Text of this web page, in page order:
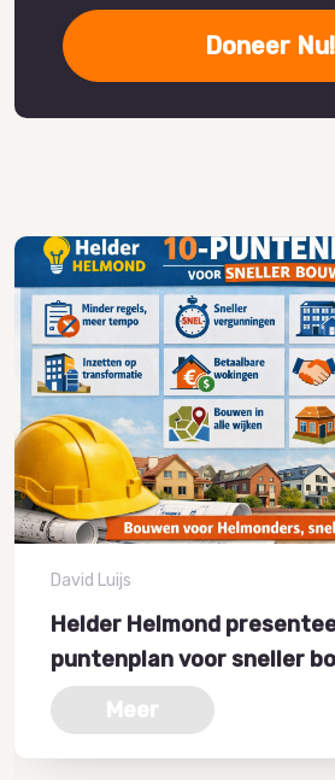
Doneer Nu!
David Luijs
Helder Helmond
puntenplan voor sneller
Meer